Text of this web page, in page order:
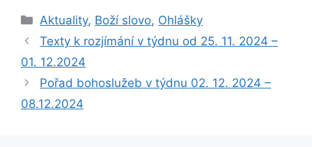
Rubriky
Aktuality, Boží slovo, Ohlášky
Texty k rozjímání v týdnu od 25. 11. 2024 –
01. 12.2024
Pořad bohoslužeb v týdnu 02. 12. 2024 –
08.12.2024